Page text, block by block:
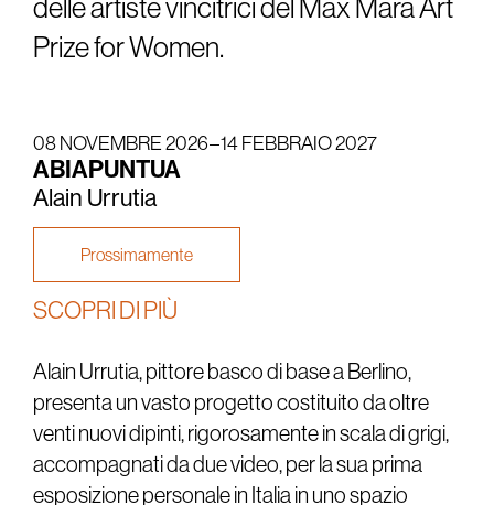
delle artiste vincitrici del Max Mara Art
Prize for Women.
ABIAPUNTUA
Alain Urrutia
08 NOVEMBRE 2026 – 14 FEBBRAIO 2027
Prossimamente
SCOPRI DI PIÙ
Alain Urrutia, pittore basco di base a Berlino,
presenta un vasto progetto costituito da oltre
venti nuovi dipinti, rigorosamente in scala di grigi,
accompagnati da due video, per la sua prima
esposizione personale in Italia in uno spazio